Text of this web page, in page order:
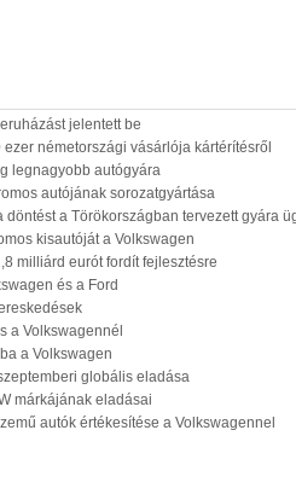
jelentett be
németországi vásárlója kártérítésről
legnagyobb autógyára
autójának sorozatgyártása
a Törökországban tervezett gyára
kisautóját a Volkswagen
milliárd eurót fordít fejlesztésre
és a Ford
a Volkswagennél
a Volkswagen
globális eladása
márkájának eladásai
autók értékesítése a Volkswagennel